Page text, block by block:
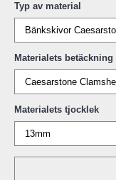
Typ av material
Materialets betäckning
Materialets tjocklek